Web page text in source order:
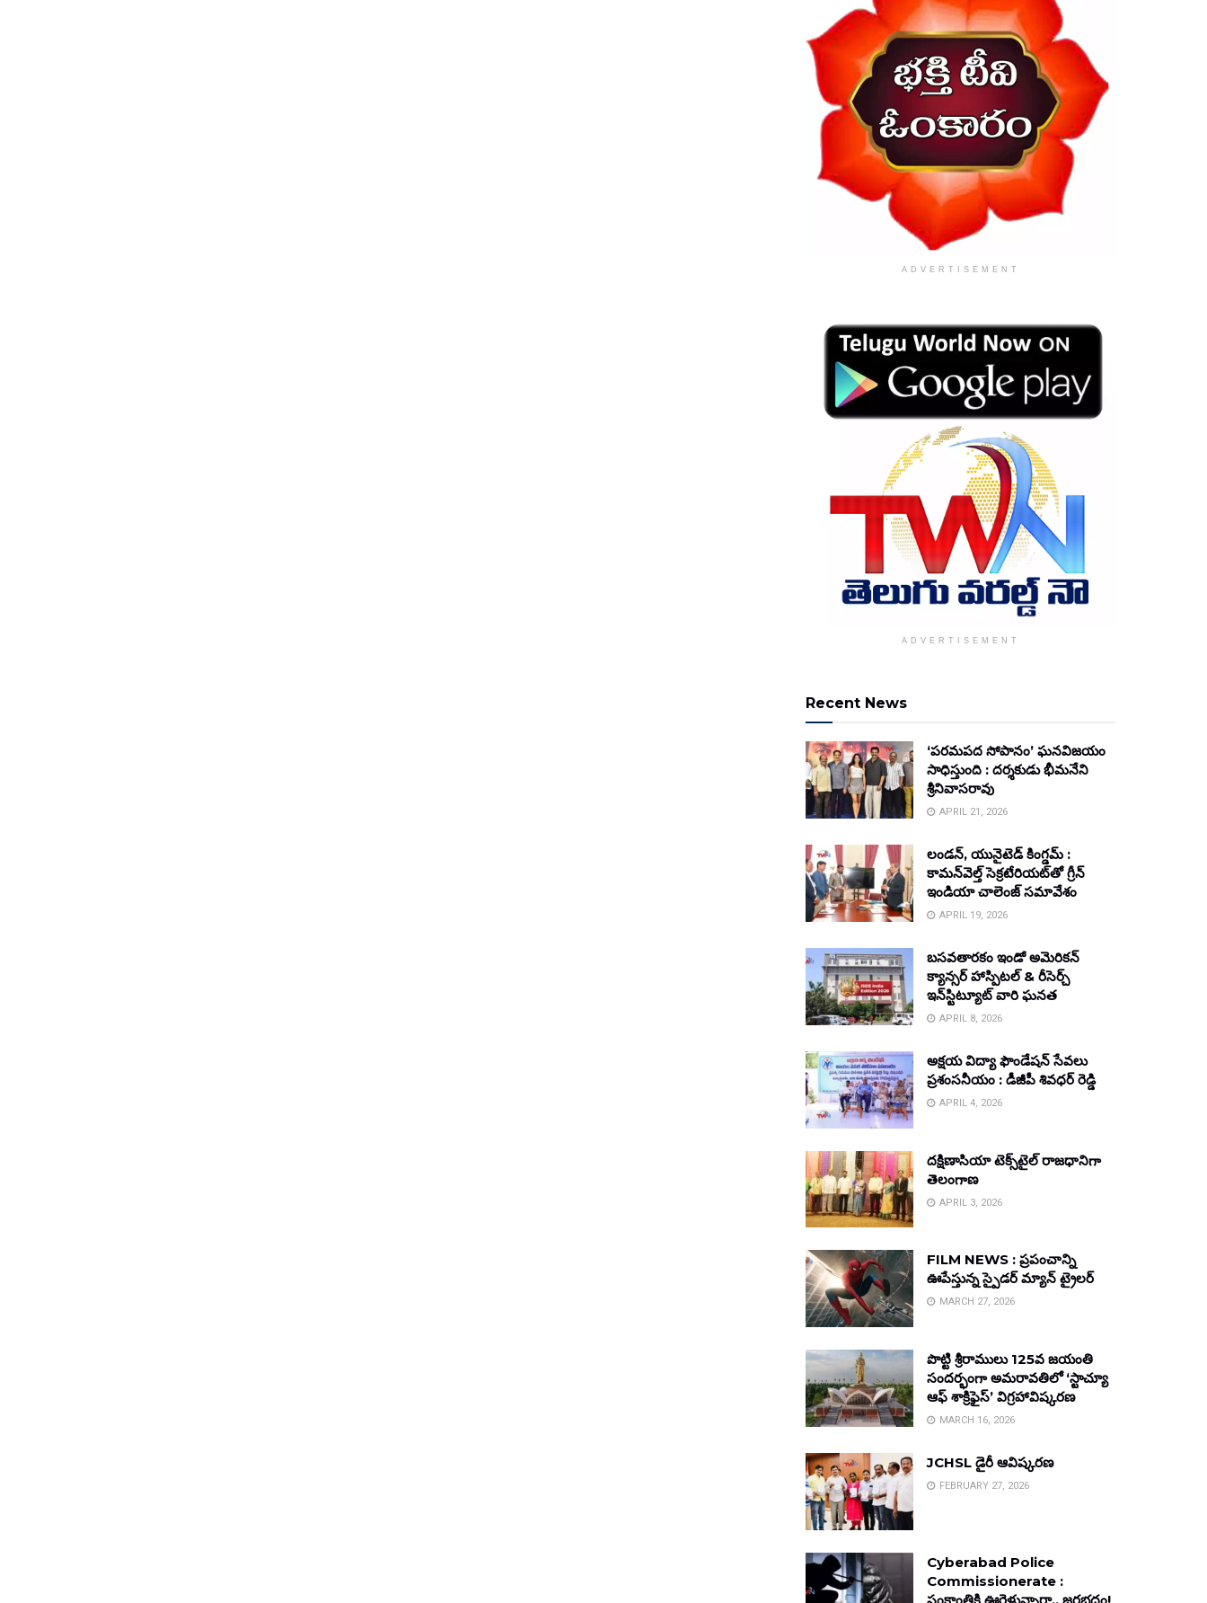
ADVERTISEMENT
ADVERTISEMENT
Recent News
‘పరమపద సోపానం’ ఘనవిజయం
సాధిస్తుంది : దర్శకుడు భీమనేని
శ్రీనివాసరావు
APRIL 21, 2026
లండన్, యునైటెడ్ కింగ్డమ్ :
కామన్‌వెల్త్ సెక్రటేరియట్‌తో గ్రీన్
ఇండియా చాలెంజ్ సమావేశం
APRIL 19, 2026
బసవతారకం ఇండో అమెరికన్
క్యాన్సర్ హాస్పిటల్ & రీసెర్చ్
ఇన్‌స్టిట్యూట్ వారి ఘనత
APRIL 8, 2026
అక్షయ విద్యా ఫౌండేషన్ సేవలు
ప్రశంసనీయం : డీజీపీ శివధర్ రెడ్డి
APRIL 4, 2026
దక్షిణాసియా టెక్స్‌టైల్ రాజధానిగా
తెలంగాణ
APRIL 3, 2026
FILM NEWS : ప్రపంచాన్ని
ఊపేస్తున్న స్పైడర్ మ్యాన్ ట్రైలర్
MARCH 27, 2026
పొట్టి శ్రీరాములు 125వ జయంతి
సందర్భంగా అమరావతిలో ‘స్టాచ్యూ
ఆఫ్ శాక్రిఫైస్’ విగ్రహావిష్కరణ
MARCH 16, 2026
JCHSL డైరీ ఆవిష్కరణ
FEBRUARY 27, 2026
Cyberabad Police
Commissionerate :